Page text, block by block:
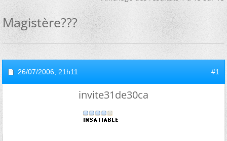
Magistère???
26/07/2006, 21h11 #1
invite31de30ca